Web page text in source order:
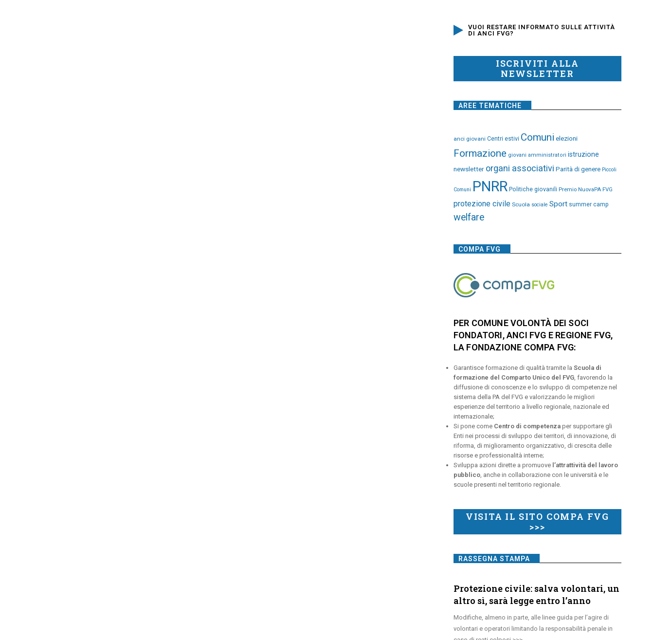
VUOI RESTARE INFORMATO SULLE ATTIVITÀ
DI ANCI FVG?
ISCRIVITI ALLA
NEWSLETTER
AREE TEMATICHE
anci giovani Centri estivi Comuni elezioni
Formazione giovani amministratori istruzione
newsletter organi associativi Parità di genere Piccoli
Comuni PNRR Politiche giovanili Premio NuovaPA FVG
protezione civile Scuola sociale Sport summer camp
welfare
COMPA FVG
PER COMUNE VOLONTÀ DEI SOCI
FONDATORI, ANCI FVG E REGIONE FVG,
LA FONDAZIONE COMPA FVG:
Garantisce formazione di qualità tramite la Scuola di
formazione del Comparto Unico del FVG, favorendo la
diffusione di conoscenze e lo sviluppo di competenze nel
sistema della PA del FVG e valorizzando le migliori
esperienze del territorio a livello regionale, nazionale ed
internazionale;
Si pone come Centro di competenzaper supportare gli
Enti nei processi di sviluppo dei territori, di innovazione, di
riforma, di miglioramento organizzativo, di crescita delle
risorse e professionalità interne;
Sviluppa azioni dirette a promuove l’attrattività del lavoro
pubblico, anche in collaborazione con le università e le
scuole presenti nel territorio regionale.
VISITA IL SITO COMPA FVG
>>>
RASSEGNA STAMPA
Protezione civile: salva volontari, un
altro sì, sarà legge entro l’anno
Modifiche, almeno in parte, alle linee guida per l’agire di
volontari e operatori limitando la responsabilità penale in